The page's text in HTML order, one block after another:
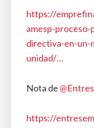
https://
amesp-proceso-
directiva-en-un-
unidad/…
Nota de
https://